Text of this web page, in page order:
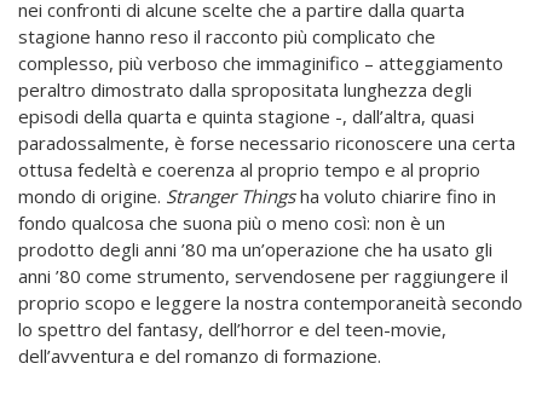
nei confronti di alcune scelte che a partire dalla quarta
stagione hanno reso il racconto più complicato che
complesso, più verboso che immaginifico – atteggiamento
peraltro dimostrato dalla spropositata lunghezza degli
episodi della quarta e quinta stagione -, dall’altra, quasi
paradossalmente, è forse necessario riconoscere una certa
ottusa fedeltà e coerenza al proprio tempo e al proprio
mondo di origine. Stranger Thingsha voluto chiarire fino in
fondo qualcosa che suona più o meno così: non è un
prodotto degli anni ’80 ma un’operazione che ha usato gli
anni ’80 come strumento, servendosene per raggiungere il
proprio scopo e leggere la nostra contemporaneità secondo
lo spettro del fantasy, dell’horror e del teen-movie,
dell’avventura e del romanzo di formazione.